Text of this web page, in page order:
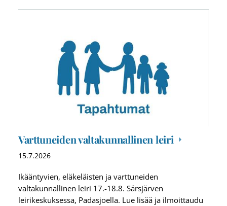
Varttuneiden valtakunnallinen leiri
15.7.2026
Ikääntyvien, eläkeläisten ja varttuneiden
valtakunnallinen leiri 17.-18.8. Särsjärven
leirikeskuksessa, Padasjoella. Lue lisää ja ilmoittaudu